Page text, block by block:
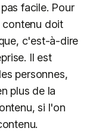
facile. Pour
contenu doit
c'est-à-dire
Il est
personnes,
plus de la
si l'on